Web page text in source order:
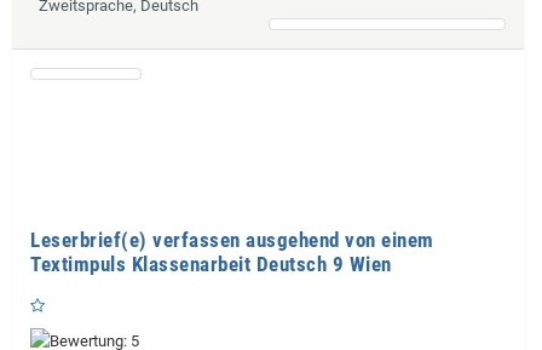
Zweitsprache, Deutsch
Leserbrief(e) verfassen ausgehend von einem
Textimpuls Klassenarbeit Deutsch 9 Wien